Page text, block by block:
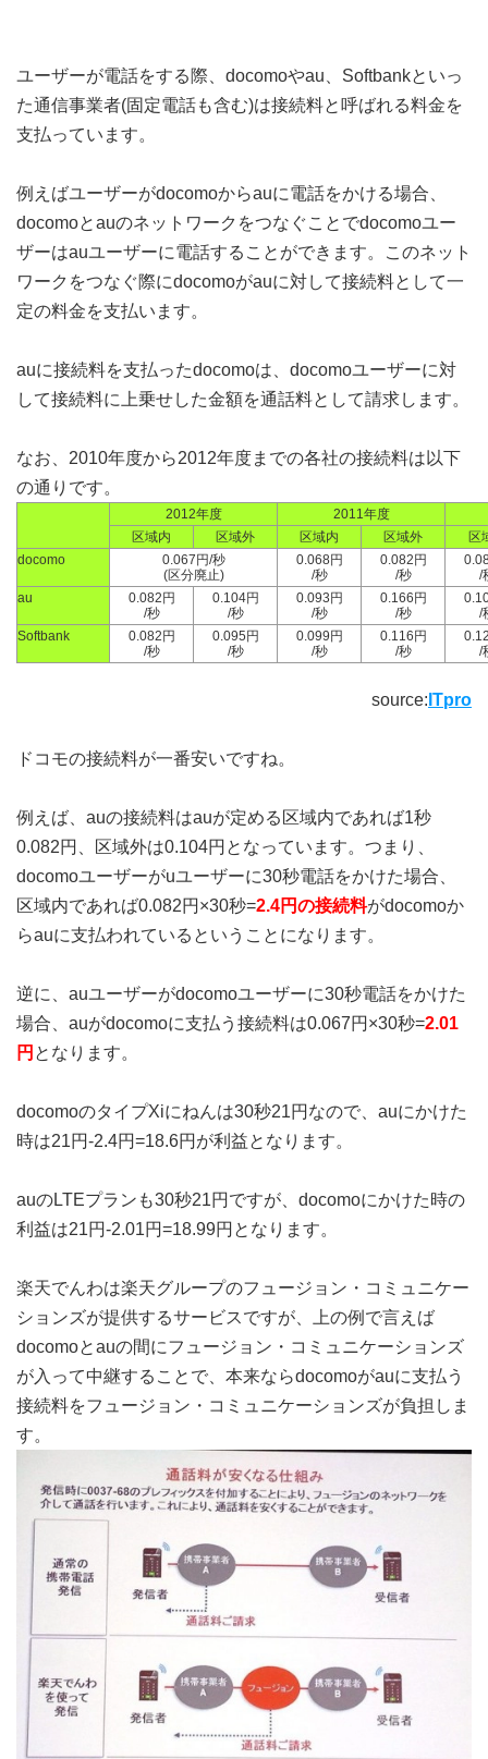
ユーザーが電話をする際、docomoやau、Softbankといっ
た通信事業者(固定電話も含む)は接続料と呼ばれる料金を
支払っています。
例えばユーザーがdocomoからauに電話をかける場合、
docomoとauのネットワークをつなぐことでdocomoユー
ザーはauユーザーに電話することができます。このネット
ワークをつなぐ際にdocomoがauに対して接続料として一
定の料金を支払います。
auに接続料を支払ったdocomoは、docomoユーザーに対
して接続料に上乗せした金額を通話料として請求します。
なお、2010年度から2012年度までの各社の接続料は以下
の通りです。
2012年度
2011年度
区域内
区域外 区域内 区域外
区
docomo
0.067円/秒
(区分廃止)
0.068円
/秒
0.082円
/秒
/
au
0.082円
/秒
0.104円
/秒
0.093円
/秒
0.166円
/秒
/
Softbank
0.082円
/秒
0.095円
/秒
0.099円
/秒
0.116円
/秒
/
source: ITpro
ドコモの接続料が一番安いですね。
例えば、auの接続料はauが定める区域内であれば1秒
0.082円、区域外は0.104円となっています。つまり、
docomoユーザーがuユーザーに30秒電話をかけた場合、
区域内であれば0.082円×30秒=2.4円の接続料がdocomoか
らauに支払われているということになります。
逆に、auユーザーがdocomoユーザーに30秒電話をかけた
場合、auがdocomoに支払う接続料は0.067円×30秒=2.01
円 となります。
docomoのタイプXiにねんは30秒21円なので、auにかけた
時は21円-2.4円=18.6円が利益となります。
auのLTEプランも30秒21円ですが、docomoにかけた時の
利益は21円-2.01円=18.99円となります。
楽天でんわは楽天グループのフュージョン・コミュニケー
ションズが提供するサービスですが、上の例で言えば
docomoとauの間にフュージョン・コミュニケーションズ
が入って中継することで、本来ならdocomoがauに支払う
接続料をフュージョン・コミュニケーションズが負担しま
す。